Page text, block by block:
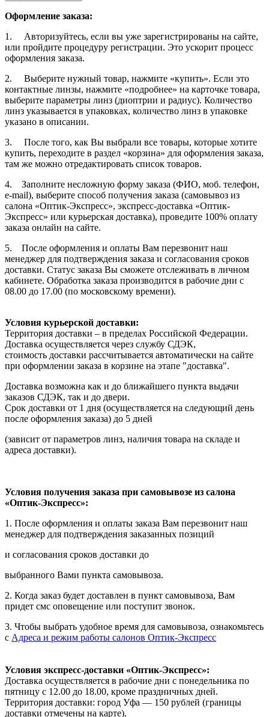
Оформление заказа:
1. Авторизуйтесь, если вы уже зарегистрированы на сайте,
или пройдите процедуру регистрации. Это ускорит процесс
оформления заказа.
2. Выберите нужный товар, нажмите «купить». Если это
контактные линзы, нажмите «подробнее» на карточке товара,
выберите параметры линз (диоптрии и радиус). Количество
линз указывается в упаковках, количество линз в упаковке
указано в описании.
3. После того, как Вы выбрали все товары, которые хотите
купить, переходите в раздел «корзина» для оформления заказа,
там же можно отредактировать список товаров.
4. Заполните несложную форму заказа (ФИО, моб. телефон,
e-mail), выберите способ получения заказа (самовывоз из
салона «Оптик-Экспресс», экспресс-доставка «Оптик-
Экспресс» или курьерская доставка), проведите 100% оплату
заказа онлайн на сайте.
5. После оформления и оплаты Вам перезвонит наш
менеджер для подтверждения заказа и согласования сроков
доставки. Статус заказа Вы сможете отслеживать в личном
кабинете. Обработка заказа производится в рабочие дни с
08.00 до 17.00 (по московскому времени).
Условия курьерской доставки:
Территория доставки – в пределах Российской Федерации.
Доставка осуществляется через службу СДЭК,
стоимость доставки рассчитывается автоматически на сайте
при оформлении заказа в корзине на этапе "доставка".
Доставка возможна как и до ближайшего пункта выдачи
заказов СДЭК, так и до двери.
Срок доставки от 1 дня (осуществляется на следующий день
после оформления заказа) до 5 дней
(зависит от параметров линз, наличия товара на складе и
адреса доставки).
Условия получения заказа при самовывозе из салона
«Оптик-Экспресс»:
1. После оформления и оплаты заказа Вам перезвонит наш
менеджер для подтверждения заказанных позиций
и согласования сроков доставки до
выбранного Вами пункта самовывоза.
2. Когда заказ будет доставлен в пункт самовывоза, Вам
придет смс оповещение или поступит звонок.
3. Чтобы выбрать удобное время для самовывоза, ознакомьтесь
с Адреса и режим работы салонов Оптик-Экспресс
Условия экспресс-доставки «Оптик-Экспресс»:
Доставка осуществляется в рабочие дни с понедельника по
пятницу с 12.00 до 18.00, кроме праздничных дней.
Территория доставки: город Уфа — 150 рублей (границы
доставки отмечены на карте).